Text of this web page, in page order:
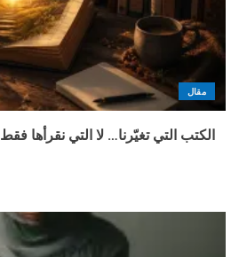
مقال
الكتب التي تغيّرنا… لا التي نقرأها فقط